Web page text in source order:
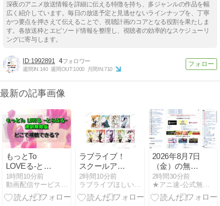
深夜のアニメ放送情報を詳細に伝える特徴を持ち、多ジャンルの作品を幅
広く紹介しています。毎日の放送予定と見逃せないラインナップを、丁寧
かつ要点を押さえて伝えることで、視聴計画のコアとなる役割を果たしま
す。各放送枠とエピソード情報を整理し、視聴者の効率的なスケジューリ
ングに寄与します。
1992891 4
週間IN:140 週間OUT:1000 月間IN:710
最新の記事画像
もっとTo
LOVEる-とら
ぶる-の規制解
除動画は全話
どこで見れ
1時間10分前
動画配信サービスで観たアニメおすすめ紹介所
ラブライブ！
スクールアイ
ドルフェステ
ィバル しかく
い缶バッジコ
2時間10分前
ラブライブほしいものブログ
2026年8月7日
（金）の無料
配信
2時間30分前
★アニ速-公式無料アニメ・配信アニメ速報まとめ-★